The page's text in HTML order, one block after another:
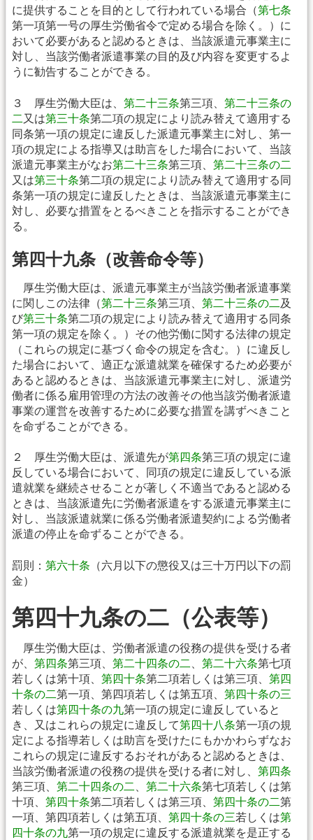
に提供することを目的として行われている場合（第七条
第一項第一号の厚生労働省令で定める場合を除く。）に
おいて必要があると認めるときは、当該派遣元事業主に
対し、当該労働者派遣事業の目的及び内容を変更するよ
うに勧告することができる。
３ 厚生労働大臣は、 第二十三条第三項、 第二十三条の
二 又は第三十条第二項の規定により読み替えて適用する
同条第一項の規定に違反した派遣元事業主に対し、第一
項の規定による指導又は助言をした場合において、当該
派遣元事業主がなお第二十三条第三項、 第二十三条の二
又は第三十条第二項の規定により読み替えて適用する同
条第一項の規定に違反したときは、当該派遣元事業主に
対し、必要な措置をとるべきことを指示することができ
る。
第四十九条（改善命令等）
厚生労働大臣は、派遣元事業主が当該労働者派遣事業
に関しこの法律（第二十三条第三項、 第二十三条の二 及
び第三十条第二項の規定により読み替えて適用する同条
第一項の規定を除く。）その他労働に関する法律の規定
（これらの規定に基づく命令の規定を含む。）に違反し
た場合において、適正な派遣就業を確保するため必要が
あると認めるときは、当該派遣元事業主に対し、派遣労
働者に係る雇用管理の方法の改善その他当該労働者派遣
事業の運営を改善するために必要な措置を講ずべきこと
を命ずることができる。
２ 厚生労働大臣は、派遣先が第四条第三項の規定に違
反している場合において、同項の規定に違反している派
遣就業を継続させることが著しく不適当であると認める
ときは、当該派遣先に労働者派遣をする派遣元事業主に
対し、当該派遣就業に係る労働者派遣契約による労働者
派遣の停止を命ずることができる。
罰則： 第六十条 （六月以下の懲役又は三十万円以下の罰
金）
第四十九条の二（公表等）
厚生労働大臣は、労働者派遣の役務の提供を受ける者
が、 第四条第三項、 第二十四条の二 第二十六条第七項
若しくは第十項、 第四十条第二項若しくは第三項、 第四
十条の二第一項、第四項若しくは第五項、 第四十条の三
若しくは第四十条の九第一項の規定に違反していると
き、又はこれらの規定に違反して第四十八条第一項の規
定による指導若しくは助言を受けたにもかかわらずなお
これらの規定に違反するおそれがあると認めるときは、
当該労働者派遣の役務の提供を受ける者に対し、 第四条
第三項、 第二十四条の二 第二十六条第七項若しくは第
十項、 第四十条第二項若しくは第三項、 第四十条の二第
一項、第四項若しくは第五項、 第四十条の三若しくは第
四十条の九第一項の規定に違反する派遣就業を是正する